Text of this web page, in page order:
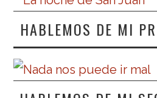
HABLEMOS DE MI